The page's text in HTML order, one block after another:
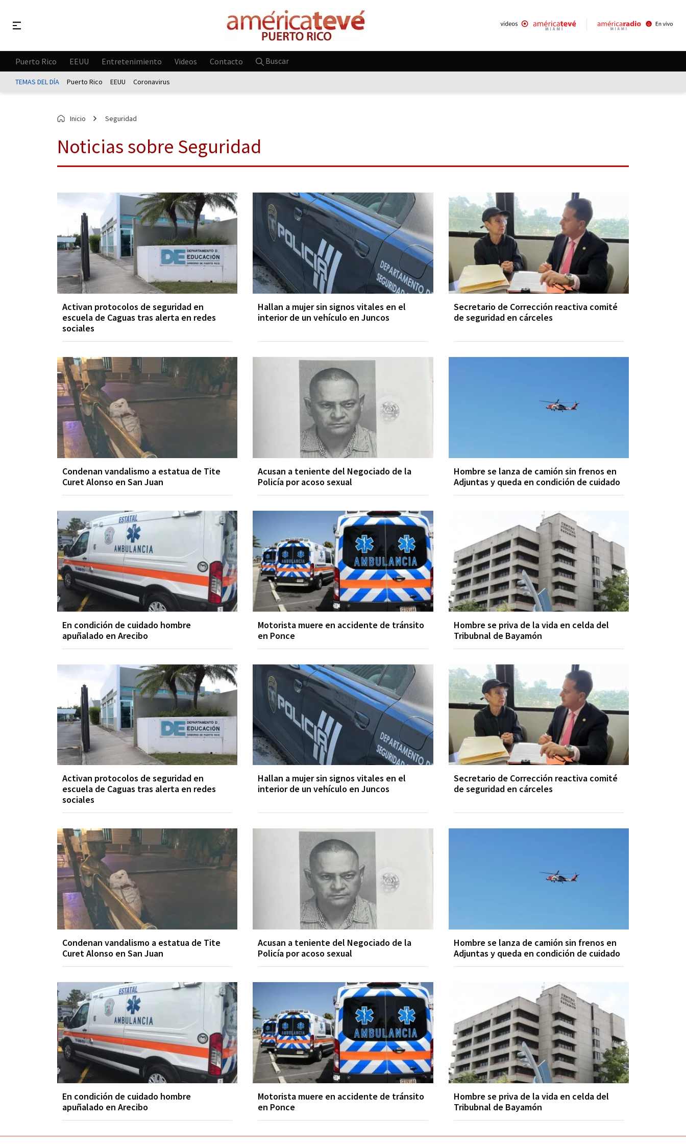
Puerto Rico EEUU Entretenimiento Videos Contacto Buscar
TEMAS DEL DÍA Puerto Rico EEUU Coronavirus
Inicio Seguridad
Noticias sobre Seguridad
Activan protocolos de seguridad en
escuela de Caguas tras alerta en redes
sociales
Hallan a mujer sin signos vitales en el
interior de un vehículo en Juncos
Secretario de Corrección reactiva comité
de seguridad en cárceles
Condenan vandalismo a estatua de Tite
Curet Alonso en San Juan
Acusan a teniente del Negociado de la
Policía por acoso sexual
Hombre se lanza de camión sin frenos en
Adjuntas y queda en condición de cuidado
En condición de cuidado hombre
apuñalado en Arecibo
Motorista muere en accidente de tránsito
en Ponce
Hombre se priva de la vida en celda del
Tribubnal de Bayamón
Activan protocolos de seguridad en
escuela de Caguas tras alerta en redes
sociales
Hallan a mujer sin signos vitales en el
interior de un vehículo en Juncos
Secretario de Corrección reactiva comité
de seguridad en cárceles
Condenan vandalismo a estatua de Tite
Curet Alonso en San Juan
Acusan a teniente del Negociado de la
Policía por acoso sexual
Hombre se lanza de camión sin frenos en
Adjuntas y queda en condición de cuidado
En condición de cuidado hombre
apuñalado en Arecibo
Motorista muere en accidente de tránsito
en Ponce
Hombre se priva de la vida en celda del
Tribubnal de Bayamón